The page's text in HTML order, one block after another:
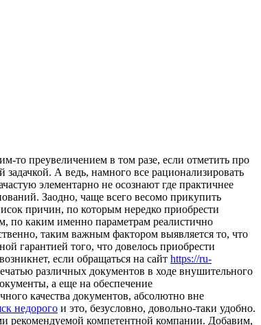
то преувеличением в том разе, если отметить про
А ведь, намного все рационализировать
элементарно не осознают где практичнее
Заодно, чаще всего весомо прикупить
причин, по которым нередко приобрести
по каким именно параметрам реалистично
таким важным фактором выявляется то, что
гарантией того, что довелось приобрести
если обращаться на сайт https://ru-
различных документов в ходе внушительного
а еще на обеспечение
качества документов, абсолютно вне
недорого и это, безусловно, довольно-таки удобно.
рекомендуемой компетентной компании. Добавим,